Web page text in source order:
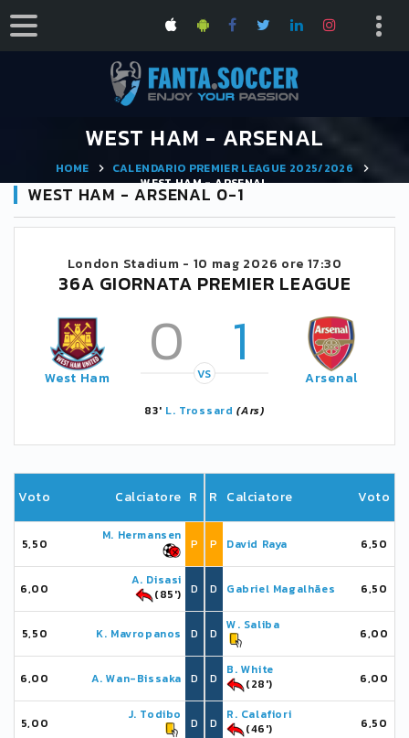
WEST HAM - ARSENAL
HOME
CALENDARIO PREMIER LEAGUE 2025/2026
WEST HAM - ARSENAL
WEST HAM - ARSENAL 0-1
London Stadium - 10 mag 2026 ore 17:30
36A GIORNATA PREMIER LEAGUE
West Ham 0 1
VS Arsenal
83' L. Trossard (Ars)
Voto Calciatore R
5,50
M. Hermansen
P
6,00
A. Disasi
(85')
D
5,50 K. Mavropanos D
6,00 A. Wan-Bissaka D
5,00
J. Todibo
D
R Calciatore Voto
P David Raya 6,50
D Gabriel Magalhães 6,50
D
W. Saliba
6,00
D
B. White
(28')
6,00
D
R. Calafiori
(46')
6,50